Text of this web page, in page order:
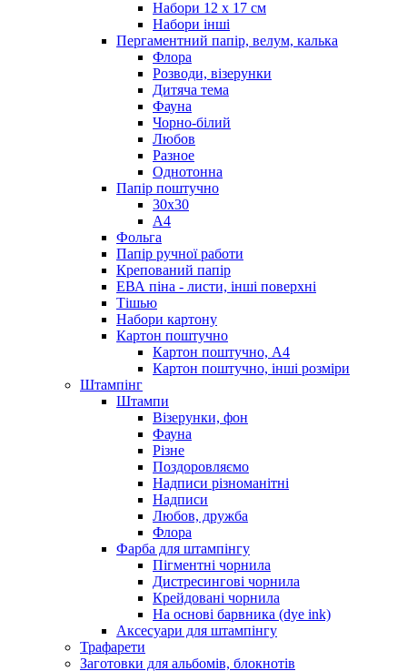
Набори 12 х 17 см
Набори інші
Пергаментний папір, велум, калька
Флора
Розводи, візерунки
Дитяча тема
Фауна
Чорно-білий
Любов
Разное
Однотонна
Папір поштучно
30х30
А4
Фольга
Папір ручної работи
Крепований папір
ЕВА піна - листи, інші поверхні
Тішью
Набори картону
Картон поштучно
Картон поштучно, А4
Картон поштучно, інші розміри
Штампінг
Штампи
Візерунки, фон
Фауна
Різне
Поздоровляємо
Надписи різноманітні
Надписи
Любов, дружба
Флора
Фарба для штампінгу
Пігментні чорнила
Дистресингові чорнила
Крейдовані чорнила
На основі барвника (dye ink)
Аксесуари для штампінгу
Трафарети
Заготовки для альбомів, блокнотів